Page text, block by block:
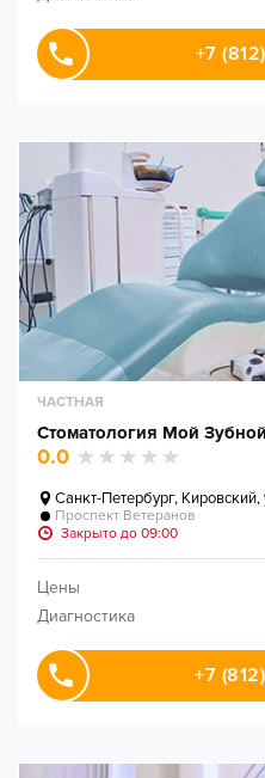
+7
ЧАСТНАЯ
Стоматология Мой
0.0
Санкт-Петербург,
Проспект Ветеранов
Закрыто до 09:00
Цены
Диагностика
+7